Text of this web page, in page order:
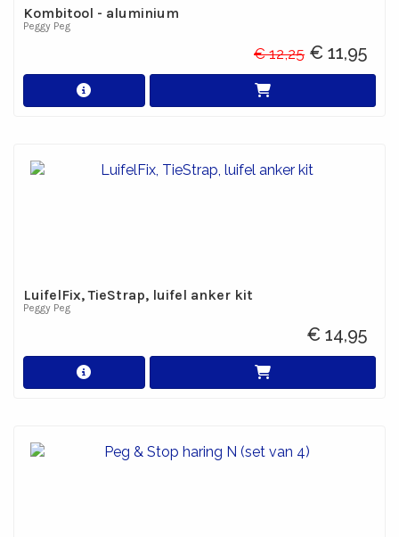
Kombitool - aluminium
Peggy Peg
€ 12,25 € 11,95
LuifelFix, TieStrap, luifel anker kit
Peggy Peg
€ 14,95